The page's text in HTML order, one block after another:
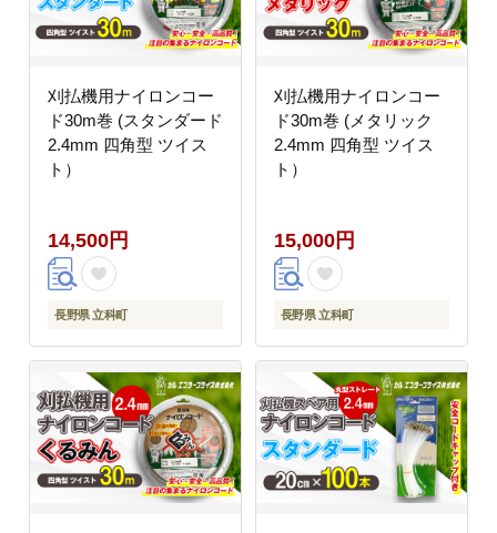
刈払機用ナイロンコー
ド30m巻 (スタンダード
2.4mm 四角型 ツイス
ト）
14,500円
長野県 立科町
刈払機用ナイロンコー
ド30m巻 (メタリック
2.4mm 四角型 ツイス
ト）
15,000円
長野県 立科町